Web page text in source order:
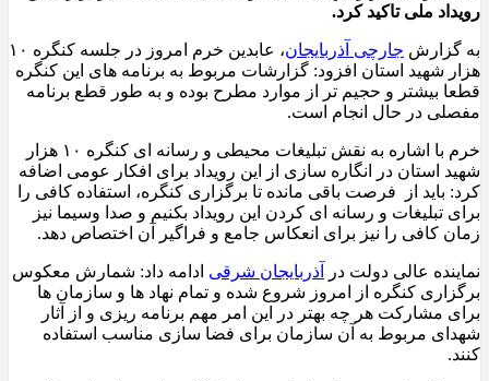
رویداد ملی تاکید کرد.
به گزارش جارچی آذربایجان
، عابدین خرم امروز در جلسه کنگره ۱۰
هزار شهید استان افزود: گزارشات مربوط به برنامه های این کنگره
قطعا بیشتر و حجیم تر از موارد مطرح بوده و به طور قطع برنامه
مفصلی در حال انجام است.
خرم با اشاره به نقش تبلیغات محیطی و رسانه ای کنگره ۱۰ هزار
شهید استان در انگاره سازی از این رویداد برای افکار عومی اضافه
کرد: باید از فرصت باقی مانده تا برگزاری کنگره، استفاده کافی را
برای تبلیغات و رسانه ای کردن این رویداد بکنیم و صدا وسیما نیز
زمان کافی را نیز برای انعکاس جامع و فراگیر آن اختصاص دهد.
نماینده عالی دولت در آذربایجان شرقی ادامه داد: شمارش معکوس
برگزاری کنگره از امروز شروع شده و تمام نهاد ها و سازمان ها
برای مشارکت هر چه بهتر در این امر مهم برنامه ریزی و از آثار
شهدای مربوط به آن سازمان برای فضا سازی مناسب استفاده
کنند.